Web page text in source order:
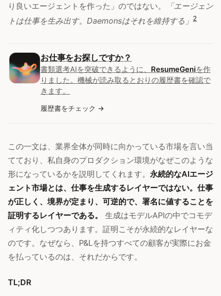
り良いエージェントを作った」のではない。
「エージェン
トは仕事を生み出す。Daemonsはそれを維持する」 2
お仕事をお探しですか？
書類選考AIを突破できるように、 ResumeGeniを作
りました。機械が読み取るとおりの履歴書を確認で
きます。
履歴書をチェック
この一文は、業界全体が同時に向かっている市場を言い当
てており、私自身のプロダクション環境がなぜこのような
形になっているかを説明してくれます。 永続的なAIエージ
ェント市場とは、仕事を生成するレイヤーではない。仕事
が正しく、境界が定まり、可逆的で、署名に値することを
証明するレイヤーである。
生成はモデルAPIの中でコモデ
ィティ化しつつあります。証明こそが永続的なレイヤーな
のです。なぜなら、P&Lを持つすべての顧客が実際にお金
を払っているのは、それだからです。
TL;DR